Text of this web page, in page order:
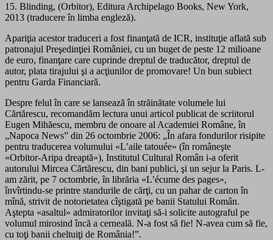
15. Blinding, (Orbitor), Editura Archipelago Books, New York,
2013 (traducere în limba engleză).
Apariţia acestor traduceri a fost finanţată de ICR, instituţie aflată sub
patronajul Preşedinţiei României, cu un buget de peste 12 milioane
de euro, finanţare care cuprinde dreptul de traducător, dreptul de
autor, plata tirajului şi a acţiunilor de promovare! Un bun subiect
pentru Garda Financiară.
Despre felul în care se lansează în străinătate volumele lui
Cărtărescu, recomandăm lectura unui articol publicat de scriitorul
Eugen Mihăescu, membru de onoare al Academiei Române, în
„Napoca News” din 26 octombrie 2006: „În afara fondurilor risipite
pentru traducerea volumului «L’aile tatouée» (în româneşte
«Orbitor-Aripa dreaptă»), Institutul Cultural Român i-a oferit
autorului Mircea Cărtărescu, din bani publici, şi un sejur la Paris. L-
am zărit, pe 7 octombrie, în librăria «L’écume des pages»,
învîrtindu-se printre standurile de cărţi, cu un pahar de carton în
mînă, strivit de notorietatea cîştigată pe banii Statului Român.
Aştepta «asaltul» admiratorilor invitaţi să-i solicite autograful pe
volumul mirosind încă a cerneală. N-a fost să fie! N-avea cum să fie,
cu toţi banii cheltuiţi de România!”.